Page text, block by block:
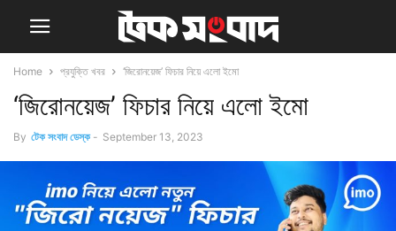
Home প্রযুক্তি খবর ‘জিরোনয়েজ’ ফিচার নিয়ে এলো ইমো
‘জিরোনয়েজ’ ফিচার নিয়ে এলো ইমো
By টেক সংবাদ ডেস্ক - September 13, 2023